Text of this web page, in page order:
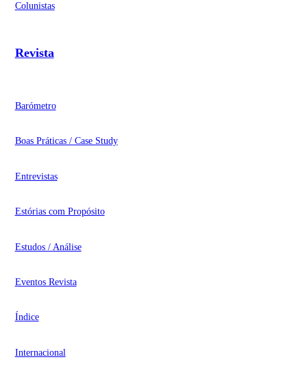
Colunistas
Revista
Barómetro
Boas Práticas / Case Study
Entrevistas
Estórias com Propósito
Estudos / Análise
Eventos Revista
Índice
Internacional